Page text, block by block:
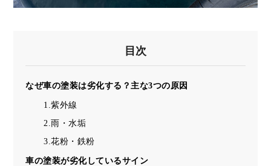
目次
なぜ車の塗装は劣化する？主な3つの原因
1.紫外線
2.雨・水垢
3.花粉・鉄粉
車の塗装が劣化しているサイン